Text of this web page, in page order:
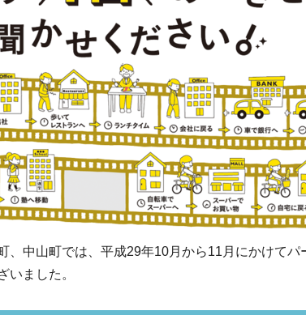
、中山町では、平成29年10月から11月にかけてパ
いました。